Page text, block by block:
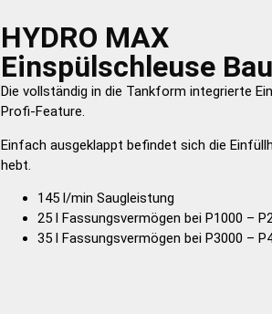
HYDRO MAX
Einspülschleuse
Die vollständig in die Tankform integrierte
Profi-Feature.
Einfach ausgeklappt befindet sich die
hebt.
145 l/min Saugleistung
25 l Fassungsvermögen bei P1000 –
35 l Fassungsvermögen bei P3000 –